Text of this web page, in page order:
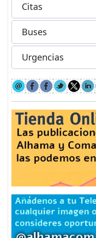
Citas
Buses
Urgencias